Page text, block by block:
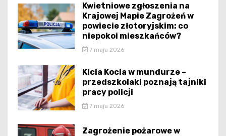
Kwietniowe zgłoszenia na
Krajowej Mapie Zagrożeń w
powiecie złotoryjskim: co
niepokoi mieszkańców?
7 maja 2026
Kicia Kocia w mundurze –
przedszkolaki poznają tajniki
pracy policji
7 maja 2026
Zagrożenie pożarowe w